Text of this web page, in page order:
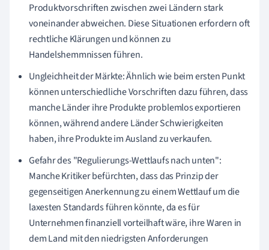
Produktvorschriften zwischen zwei Ländern stark
voneinander abweichen. Diese Situationen erfordern oft
rechtliche Klärungen und können zu
Handelshemmnissen führen.
Ungleichheit der Märkte: Ähnlich wie beim ersten Punkt
können unterschiedliche Vorschriften dazu führen, dass
manche Länder ihre Produkte problemlos exportieren
können, während andere Länder Schwierigkeiten
haben, ihre Produkte im Ausland zu verkaufen.
Gefahr des "Regulierungs-Wettlaufs nach unten":
Manche Kritiker befürchten, dass das Prinzip der
gegenseitigen Anerkennung zu einem Wettlauf um die
laxesten Standards führen könnte, da es für
Unternehmen finanziell vorteilhaft wäre, ihre Waren in
dem Land mit den niedrigsten Anforderungen